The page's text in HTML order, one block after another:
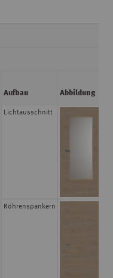
Lichtausschnitt
Röhrenspankern
Aufbau Abbildung